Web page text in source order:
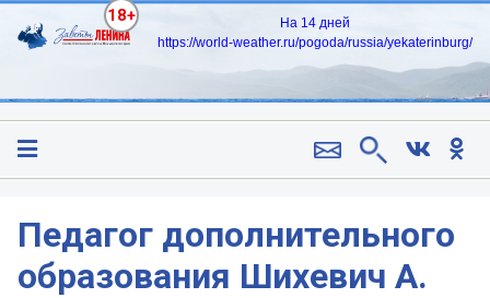
18+
На 14 дней
https://world-weather.ru/pogoda/russia/yekaterinburg/
Педагог дополнительного
образования Шихевич А.